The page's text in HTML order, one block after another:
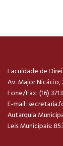
Faculdade de
Av. Major Nicácio,
Fone/Fax: (16)
E-mail:
Autarquia
Leis Municipais: